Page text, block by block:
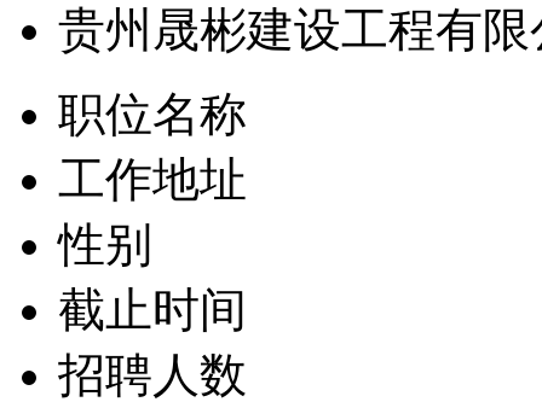
贵州晟彬建设工程有
职位名称
工作地址
性别
截止时间
招聘人数